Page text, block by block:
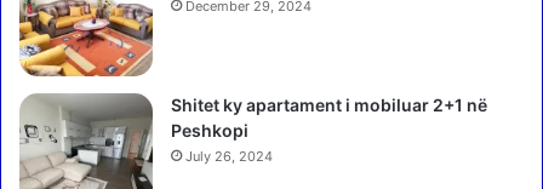
s
i
m
t
h
i
December 29, 2024
Shitet ky apartament i mobiluar 2+1 në
Peshkopi
July 26, 2024